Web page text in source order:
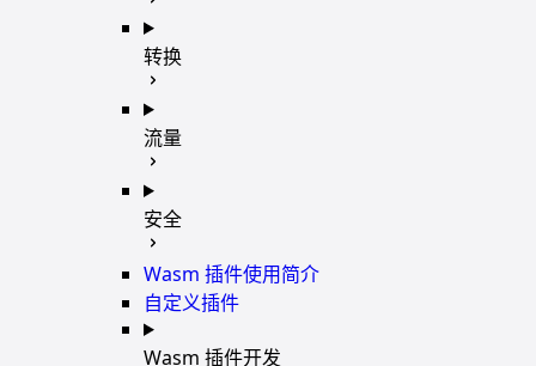
转换
流量
安全
Wasm 插件使用简介
自定义插件
Wasm 插件开发